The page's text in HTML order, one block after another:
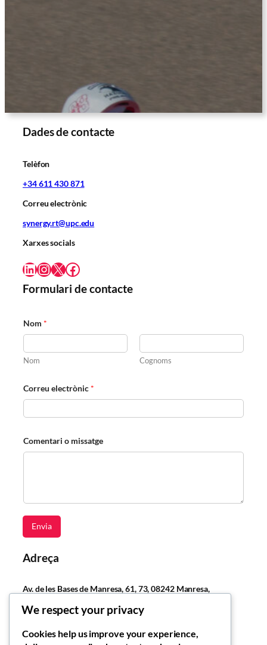
Dades de contacte
Telèfon
+34 611 430 871
Correu electrònic
synergy.rt@upc.edu
Xarxes socials
LinkedIn InstagramX Facebook
Formulari de contacte
Nom *
Nom Cognoms
Correu electrònic *
o
r
o
n
a
r
C
o
r
r
u
Comentari o missatge
Envia
Adreça
Av. de les Bases de Manresa, 61, 73, 08242 Manresa,
We respect your privacy
Cookies help us improve your experience,